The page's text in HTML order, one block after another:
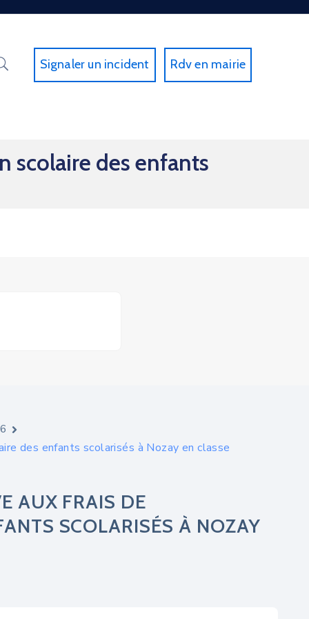
Signaler un incident Rdv en mairie
scolaire des enfants
des enfants scolarisés à Nozay en classe
AUX FRAIS DE
SCOLARISÉS À NOZAY